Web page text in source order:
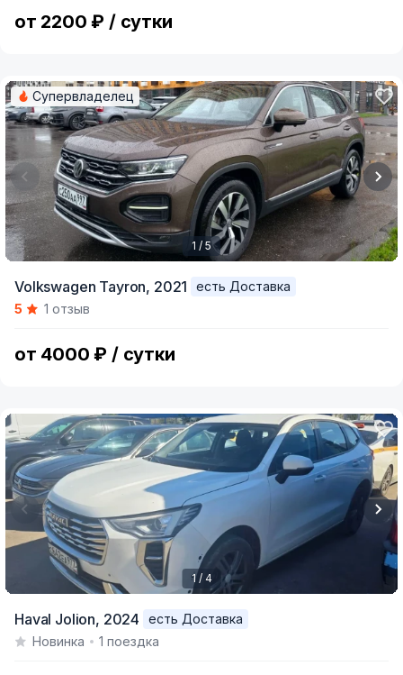
от 2200 ₽ / сутки
of
Супервладелец
1 / 5
Volkswagen Tayron, 2021
есть Доставка
5
1 отзыв
от 4000 ₽ / сутки
of
1 / 4
Haval Jolion, 2024
есть Доставка
Новинка
1 поездка